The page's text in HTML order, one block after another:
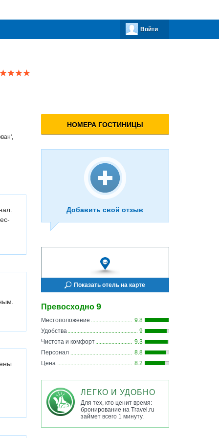
Войти
НОМЕРА ГОСТИНИЦЫ
Добавить свой отзыв
Показать отель на карте
Превосходно 9
Местоположение
9.8
Удобства
9
Чистота и комфорт
9.3
Персонал
8.8
Цена
8.2
ЛЕГКО И УДОБНО
Для тех, кто ценит время:
бронирование на Travel.ru
займет всего 1 минуту.